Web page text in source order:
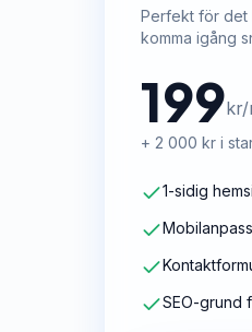
Perfekt för det
komma igång
199kr/
+ 2 000 kr i
1-sidig
SEO-grund